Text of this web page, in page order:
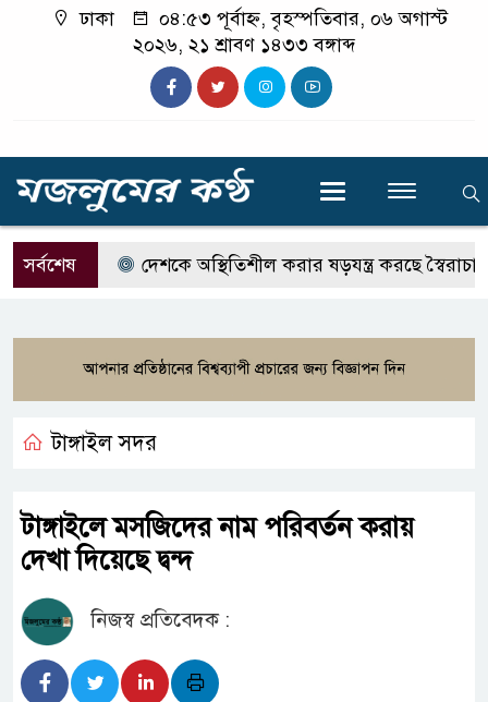
ঢাকা
০৪:৫৩ পূর্বাহ্ন, বৃহস্পতিবার, ০৬ অগাস্ট
২০২৬, ২১ শ্রাবণ ১৪৩৩ বঙ্গাব্দ
সর্বশেষ দেশকে অস্থিতিশীল করার ষড়যন্ত্র করছে
টাঙ্গাইল সদর
টাঙ্গাইলে মসজিদের নাম পরিবর্তন করায়
দেখা দিয়েছে দ্বন্দ
নিজস্ব প্রতিবেদক :